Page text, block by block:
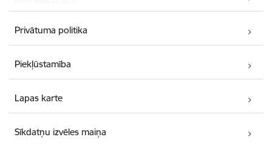
Privātuma politika
Piekļūstamība
Lapas karte
Sīkdatņu izvēles maiņa